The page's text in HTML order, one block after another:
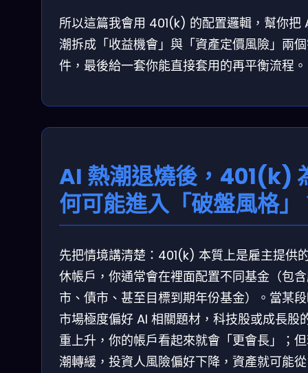
所以這篇我會用 401(k) 的配置邏輯，幫你把
潮拆成「收益機會」與「資產定價風險」兩
件，最後給一套你能直接套用的再平衡流程。
AI 熱潮退燒後，401(k)
何可能進入「破盤風格」
先把情境講清楚：401(k) 本質上是雇主提供
休帳戶，你通常會在裡面配置不同基金（包
市、債市、甚至目標到期年份基金）。當某
市場極度偏好 AI 相關題材，科技股或成長股
重上升，你的帳戶看起來就會「更會長」；
潮轉緩，投資人風險偏好下降，資產就可能